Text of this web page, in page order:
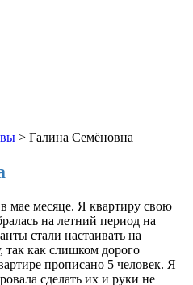
> Галина Семёновна
мае месяце. Я квартиру свою
на летний период на
стали настаивать на
так как слишком дорого
прописано 5 человек. Я
сделать их и руки не